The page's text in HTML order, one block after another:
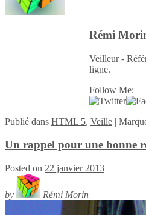
Rémi
Veilleur -
ligne.
Follow Me:
Publié dans HTML 5, Veille |
Un rappel pour une bonne
Posted on 22 janvier 2013
by Rémi Morin